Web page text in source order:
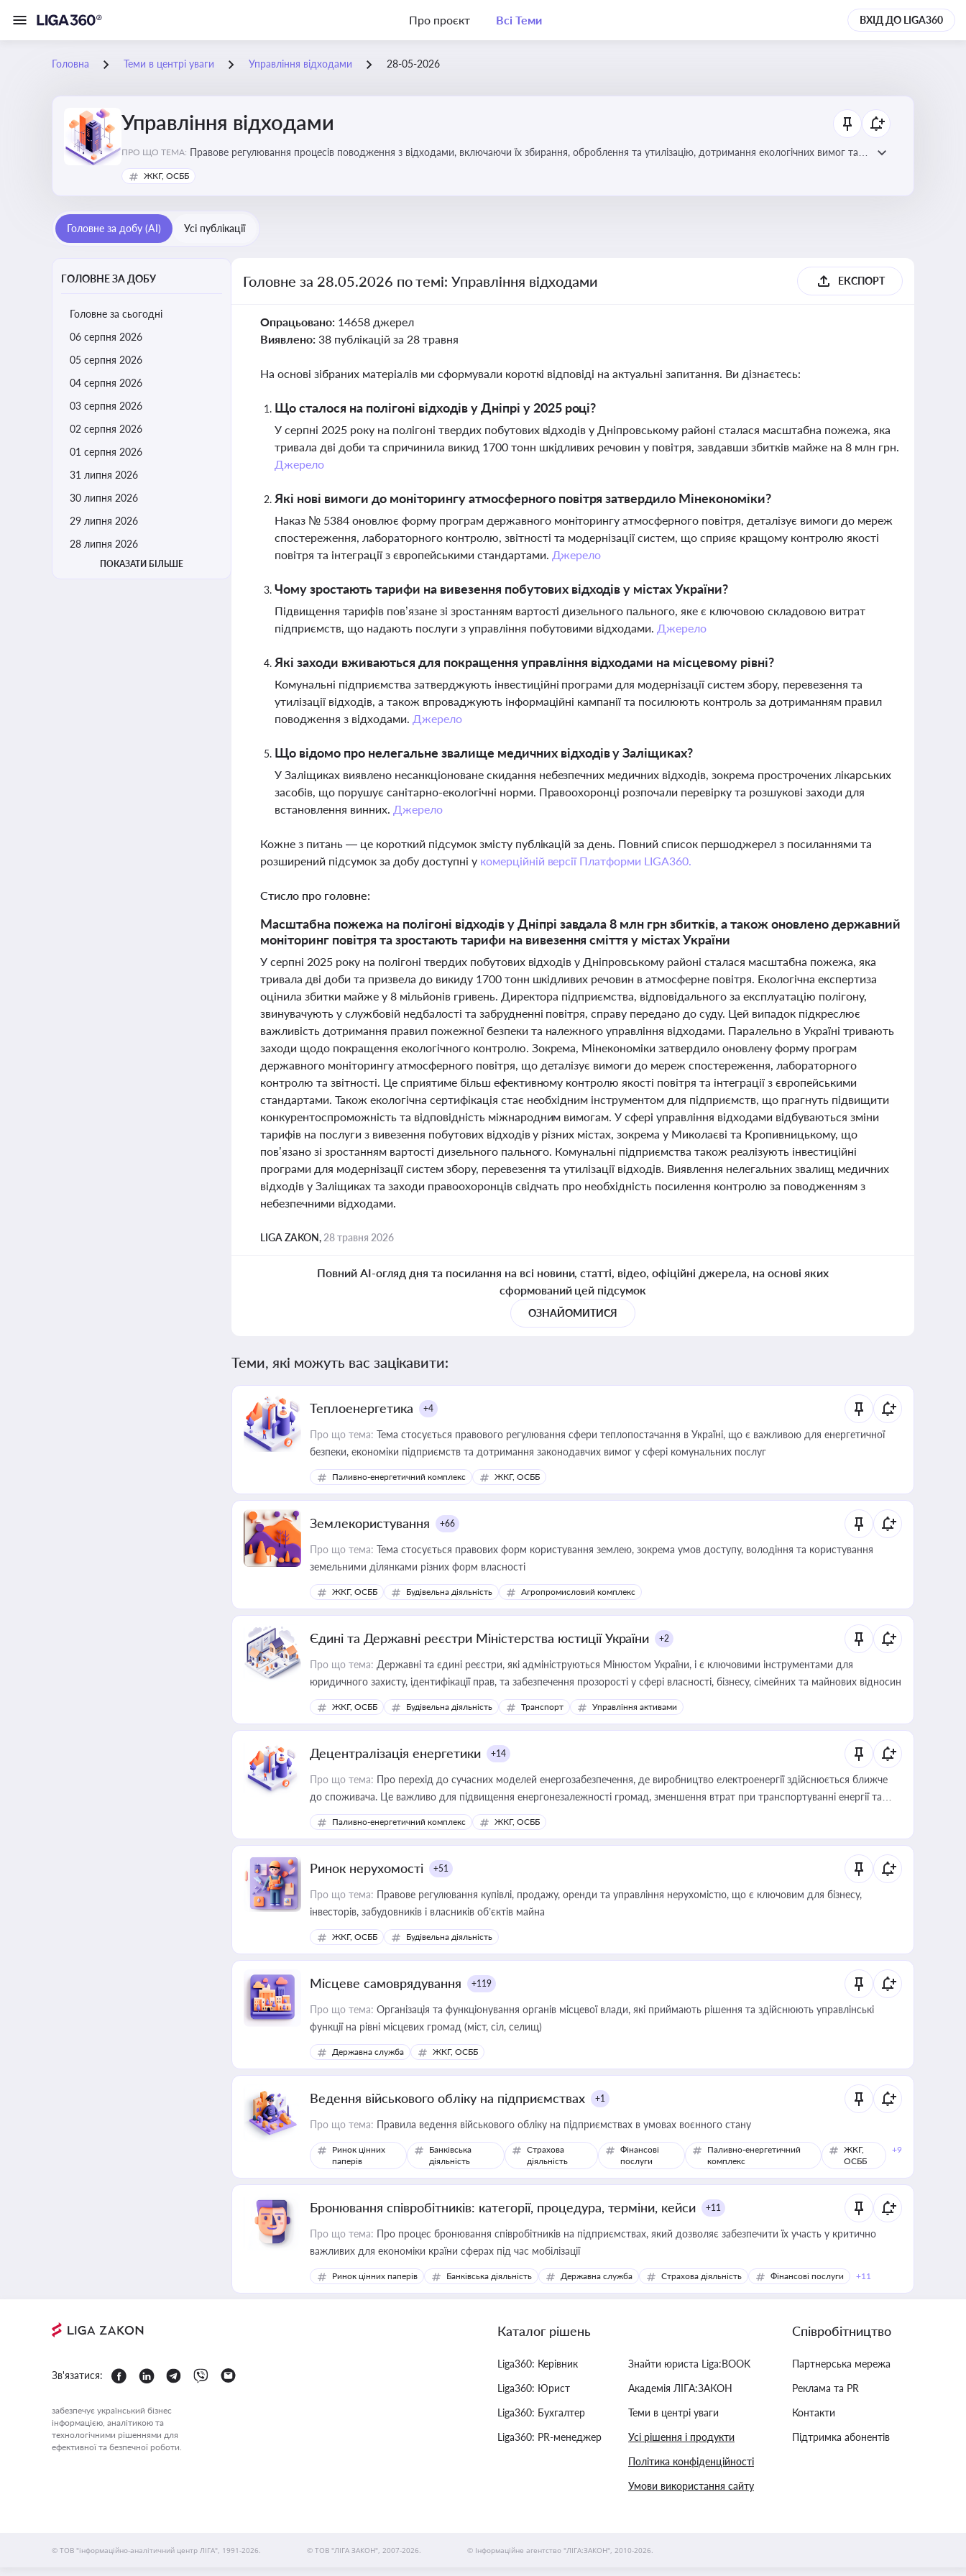
Про проєкт Всі Теми ВХІД ДО LIGA360
Головна Теми в центрі уваги Управління відходами 28-05-2026
Управління відходами
ПРО ЩО ТЕМА: Правове регулювання процесів поводження з відходами, включаючи їх збирання, оброблення та утилізацію, дотримання екологічних вимог та
ліцензування діяльності
ЖКГ, ОСББ
Головне за добу (AI) Усі публікації
ГОЛОВНЕ ЗА ДОБУ
Головне за сьогодні
06 серпня 2026
05 серпня 2026
04 серпня 2026
03 серпня 2026
02 серпня 2026
01 серпня 2026
31 липня 2026
30 липня 2026
29 липня 2026
28 липня 2026
ПОКАЗАТИ БІЛЬШЕ
Головне за 28.05.2026 по темі: Управління відходами ЕКСПОРТ
Опрацьовано: 14658 джерел
Виявлено: 38 публікацій за 28 травня
На основі зібраних матеріалів ми сформували короткі відповіді на актуальні запитання. Ви дізнаєтесь:
Що сталося на полігоні відходів у Дніпрі у 2025 році?
У серпні 2025 року на полігоні твердих побутових відходів у Дніпровському районі сталася масштабна пожежа, яка
тривала дві доби та спричинила викид 1700 тонн шкідливих речовин у повітря, завдавши збитків майже на 8 млн грн.
Джерело
Які нові вимоги до моніторингу атмосферного повітря затвердило Мінекономіки?
Наказ № 5384 оновлює форму програм державного моніторингу атмосферного повітря, деталізує вимоги до мереж
спостереження, лабораторного контролю, звітності та модернізації систем, що сприяє кращому контролю якості
повітря та інтеграції з європейськими стандартами. Джерело
Чому зростають тарифи на вивезення побутових відходів у містах України?
Підвищення тарифів пов’язане зі зростанням вартості дизельного пального, яке є ключовою складовою витрат
підприємств, що надають послуги з управління побутовими відходами. Джерело
Які заходи вживаються для покращення управління відходами на місцевому рівні?
Комунальні підприємства затверджують інвестиційні програми для модернізації систем збору, перевезення та
утилізації відходів, а також впроваджують інформаційні кампанії та посилюють контроль за дотриманням правил
поводження з відходами. Джерело
Що відомо про нелегальне звалище медичних відходів у Заліщиках?
У Заліщиках виявлено несанкціоноване скидання небезпечних медичних відходів, зокрема прострочених лікарських
засобів, що порушує санітарно-екологічні норми. Правоохоронці розпочали перевірку та розшукові заходи для
встановлення винних. Джерело
Кожне з питань — це короткий підсумок змісту публікацій за день. Повний список першоджерел з посиланнями та
розширений підсумок за добу доступні у комерційній версії Платформи LIGA360.
Стисло про головне:
Масштабна пожежа на полігоні відходів у Дніпрі завдала 8 млн грн збитків, а також оновлено державний
моніторинг повітря та зростають тарифи на вивезення сміття у містах України
У серпні 2025 року на полігоні твердих побутових відходів у Дніпровському районі сталася масштабна пожежа, яка
тривала дві доби та призвела до викиду 1700 тонн шкідливих речовин в атмосферне повітря. Екологічна експертиза
оцінила збитки майже у 8 мільйонів гривень. Директора підприємства, відповідального за експлуатацію полігону,
звинувачують у службовій недбалості та забрудненні повітря, справу передано до суду. Цей випадок підкреслює
важливість дотримання правил пожежної безпеки та належного управління відходами. Паралельно в Україні тривають
заходи щодо покращення екологічного контролю. Зокрема, Мінекономіки затвердило оновлену форму програм
державного моніторингу атмосферного повітря, що деталізує вимоги до мереж спостереження, лабораторного
контролю та звітності. Це сприятиме більш ефективному контролю якості повітря та інтеграції з європейськими
стандартами. Також екологічна сертифікація стає необхідним інструментом для підприємств, що прагнуть підвищити
конкурентоспроможність та відповідність міжнародним вимогам. У сфері управління відходами відбуваються зміни
тарифів на послуги з вивезення побутових відходів у різних містах, зокрема у Миколаєві та Кропивницькому, що
пов’язано зі зростанням вартості дизельного пального. Комунальні підприємства також реалізують інвестиційні
програми для модернізації систем збору, перевезення та утилізації відходів. Виявлення нелегальних звалищ медичних
відходів у Заліщиках та заходи правоохоронців свідчать про необхідність посилення контролю за поводженням з
небезпечними відходами.
LIGA ZAKON, 28 травня 2026
Повний AI-огляд дня та посилання на всі новини, статті, відео, офіційні джерела, на основі яких
сформований цей підсумок
ОЗНАЙОМИТИСЯ
Теми, які можуть вас зацікавити:
Теплоенергетика +4
Про що тема: Тема стосується правового регулювання сфери теплопостачання в Україні, що є важливою для енергетичної
безпеки, економіки підприємств та дотримання законодавчих вимог у сфері комунальних послуг
Паливно-енергетичний комплекс ЖКГ, ОСББ
Землекористування +66
Про що тема: Тема стосується правових форм користування землею, зокрема умов доступу, володіння та користування
земельними ділянками різних форм власності
ЖКГ, ОСББ Будівельна діяльність Агропромисловий комплекс
Єдині та Державні реєстри Міністерства юстиції України +2
Про що тема: Державні та єдині реєстри, які адмініструються Мінюстом України, і є ключовими інструментами для
юридичного захисту, ідентифікації прав, та забезпечення прозорості у сфері власності, бізнесу, сімейних та майнових відносин
ЖКГ, ОСББ Будівельна діяльність Транспорт Управління активами
Децентралізація енергетики +14
Про що тема: Про перехід до сучасних моделей енергозабезпечення, де виробництво електроенергії здійснюється ближче
до споживача. Це важливо для підвищення енергонезалежності громад, зменшення втрат при транспортуванні енергії та
стимулювання розвитку відновлюваних джерел
Паливно-енергетичний комплекс ЖКГ, ОСББ
Ринок нерухомості +51
Про що тема: Правове регулювання купівлі, продажу, оренди та управління нерухомістю, що є ключовим для бізнесу,
інвесторів, забудовників і власників об’єктів майна
ЖКГ, ОСББ Будівельна діяльність
Місцеве самоврядування +119
Про що тема: Організація та функціонування органів місцевої влади, які приймають рішення та здійснюють управлінські
функції на рівні місцевих громад (міст, сіл, селищ)
Державна служба ЖКГ, ОСББ
Ведення військового обліку на підприємствах +1
Про що тема: Правила ведення військового обліку на підприємствах в умовах воєнного стану
Ринок цінних
паперів
Банківська
діяльність
Страхова
діяльність
Фінансові
послуги
Паливно-енергетичний
комплекс
ЖКГ,
ОСББ
+9
Бронювання співробітників: категорії, процедура, терміни, кейси +11
Про що тема: Про процес бронювання співробітників на підприємствах, який дозволяє забезпечити їх участь у критично
важливих для економіки країни сферах під час мобілізації
Ринок цінних паперів Банківська діяльність Державна служба Страхова діяльність Фінансові послуги +11
Зв'язатися:
забезпечує український бізнес
інформацією, аналітикою та
технологічними рішеннями для
ефективної та безпечної роботи.
Каталог рішень
Liga360: Керівник
Liga360: Юрист
Liga360: Бухгалтер
Liga360: PR-менеджер
Знайти юриста Liga:BOOK
Академія ЛІГА:ЗАКОН
Теми в центрі уваги
Усі рішення і продукти
Політика конфіденційності
Умови використання сайту
Співробітництво
Партнерська мережа
Реклама та PR
Контакти
Підтримка абонентів
© ТОВ "інформаційно-аналітичний центр ЛІГА", 1991-2026. © ТОВ "ЛІГА ЗАКОН", 2007-2026. © Інформаційне агентство "ЛІГА:ЗАКОН", 2010-2026.